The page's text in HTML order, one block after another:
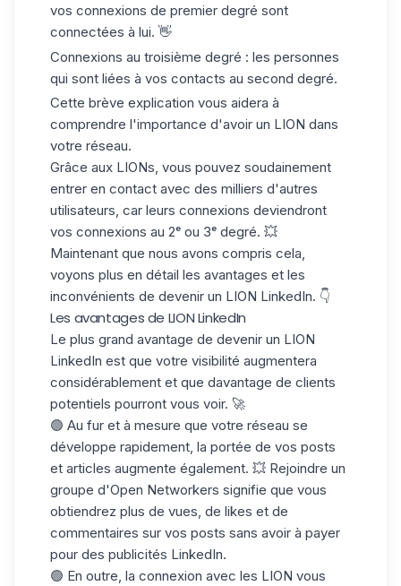
vos connexions de premier degré sont
connectées à lui. 👋
Connexions au troisième degré : les personnes
qui sont liées à vos contacts au second degré.
Cette brève explication vous aidera à
comprendre l'importance d'avoir un LION dans
votre réseau.
Grâce aux LIONs, vous pouvez soudainement
entrer en contact avec des milliers d'autres
utilisateurs, car leurs connexions deviendront
vos connexions au 2ᵉ ou 3ᵉ degré. 💥
Maintenant que nous avons compris cela,
voyons plus en détail les avantages et les
inconvénients de devenir un LION LinkedIn. 👇
Les avantages de LION LinkedIn
Le plus grand avantage de devenir un LION
LinkedIn est que votre visibilité augmentera
considérablement et que davantage de clients
potentiels pourront vous voir. 🚀
🟢 Au fur et à mesure que votre réseau se
développe rapidement, la portée de vos posts
et articles augmente également. 💥 Rejoindre un
groupe d'Open Networkers signifie que vous
obtiendrez plus de vues, de likes et de
commentaires sur vos posts sans avoir à payer
pour des publicités LinkedIn.
🟢 En outre, la connexion avec les LION vous